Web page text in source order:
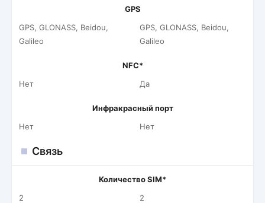
GPS
GPS, GLONASS, Beidou,
Galileo
GPS, GLONASS, Beidou,
Galileo
NFC*
Нет
Да
Инфракрасный порт
Нет
Нет
Связь
Количество SIM*
2
2